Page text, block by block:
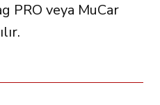
PRO veya MuCar